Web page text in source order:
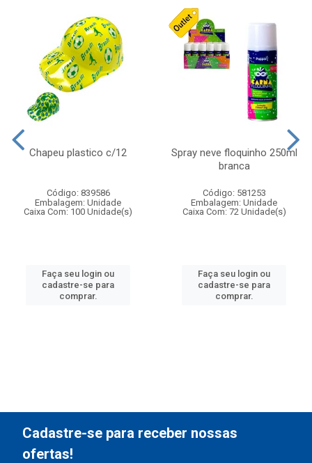
Chapeu plastico c/12
Código: 839586
Embalagem: Unidade
Caixa Com: 100 Unidade(s)
Faça seu login ou
cadastre-se para
comprar.
Spray neve floquinho 250ml
branca
Código: 581253
Embalagem: Unidade
Caixa Com: 72 Unidade(s)
Faça seu login ou
cadastre-se para
comprar.
Cadastre-se para receber nossas
ofertas!